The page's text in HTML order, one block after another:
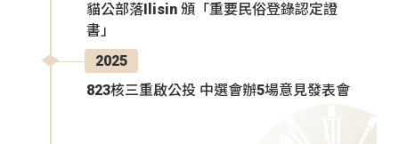
貓公部落Ilisin 頒「重要民俗登錄認定證
書」
2025
823核三重啟公投 中選會辦5場意見發表會